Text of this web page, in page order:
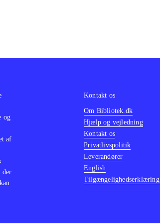
og
af
der
Kontakt os
Om Bibliotek.dk
Hjælp og vejledning
Kontakt os
Privatlivspolitik
Leverandører
English
Tilgængelighedserklæring